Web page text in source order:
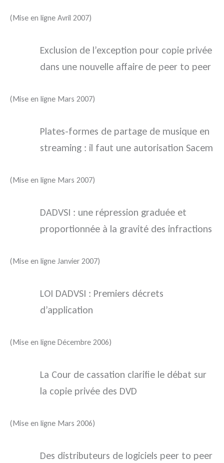
(Mise en ligne Avril 2007)
Exclusion de l’exception pour copie privée
dans une nouvelle affaire de peer to peer
(Mise en ligne Mars 2007)
Plates-formes de partage de musique en
streaming : il faut une autorisation Sacem
(Mise en ligne Mars 2007)
DADVSI : une répression graduée et
proportionnée à la gravité des infractions
(Mise en ligne Janvier 2007)
LOI DADVSI : Premiers décrets
d’application
(Mise en ligne Décembre 2006)
La Cour de cassation clarifie le débat sur
la copie privée des DVD
(Mise en ligne Mars 2006)
Des distributeurs de logiciels peer to peer